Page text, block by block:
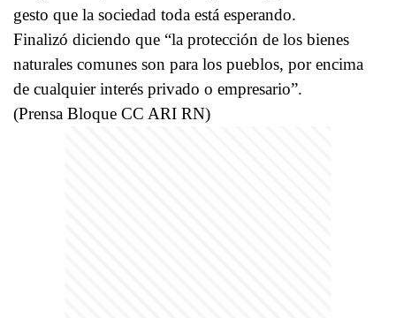
gesto que la sociedad toda está esperando.
Finalizó diciendo que “la protección de los bienes
naturales comunes son para los pueblos, por encima
de cualquier interés privado o empresario”.
(Prensa Bloque CC ARI RN)